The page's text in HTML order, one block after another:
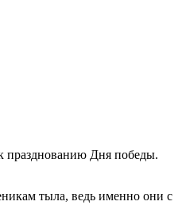
празднованию Дня победы.
тыла, ведь именно они с